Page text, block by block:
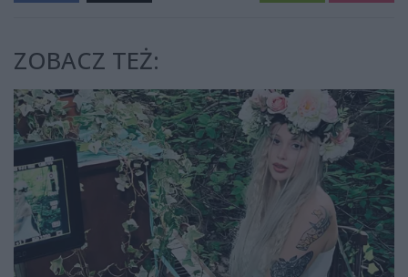
ZOBACZ TEŻ: